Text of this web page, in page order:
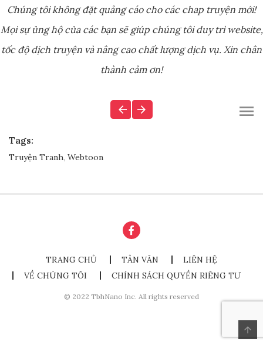
Chúng tôi không đặt quảng cáo cho các chap truyện mới!
Mọi sự ủng hộ của các bạn sẽ giúp chúng tôi duy trì website,
tốc độ dịch truyện và nâng cao chất lượng dịch vụ. Xin chân
thành cảm ơn!
Tags:
Truyện Tranh, Webtoon
TRANG CHỦ TẢN VĂN
LIÊN HỆ
VỀ CHÚNG TÔI
CHÍNH SÁCH QUYỀN RIÊNG TƯ
© 2022 TbhNano Inc. All rights reserved